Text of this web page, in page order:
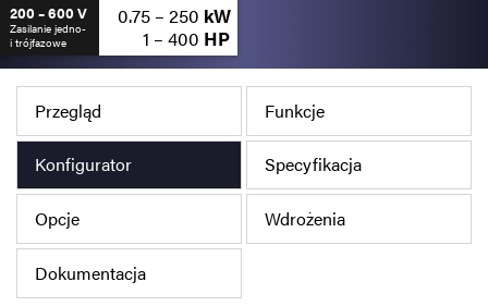
200 – 600 V
Zasilanie jedno-
i trójfazowe
0.75 – 250 kW
1 – 400 HP
Przegląd Funkcje
Konfigurator Specyfikacja
Opcje Wdrożenia
Dokumentacja
Polityka prywatności
Mapa strony
iSource Rejestracja